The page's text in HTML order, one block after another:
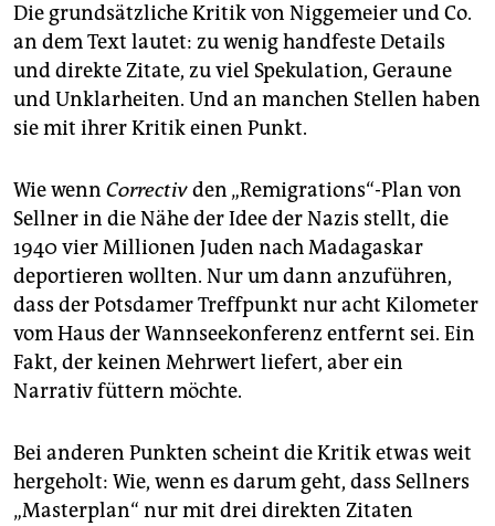
Die grundsätzliche Kritik von Niggemeier und Co.
an dem Text lautet: zu wenig handfeste Details
und direkte Zitate, zu viel Spekulation, Geraune
und Unklarheiten. Und an manchen Stellen haben
sie mit ihrer Kritik einen Punkt.
Wie wenn Correctivden „Remigrations“-Plan von
Sellner in die Nähe der Idee der Nazis stellt, die
1940 vier Millionen Juden nach Madagaskar
deportieren wollten. Nur um dann anzuführen,
dass der Potsdamer Treffpunkt nur acht Kilometer
vom Haus der Wannseekonferenz entfernt sei. Ein
Fakt, der keinen Mehrwert liefert, aber ein
Narrativ füttern möchte.
Bei anderen Punkten scheint die Kritik etwas weit
hergeholt: Wie, wenn es darum geht, dass Sellners
„Masterplan“ nur mit drei direkten Zitaten